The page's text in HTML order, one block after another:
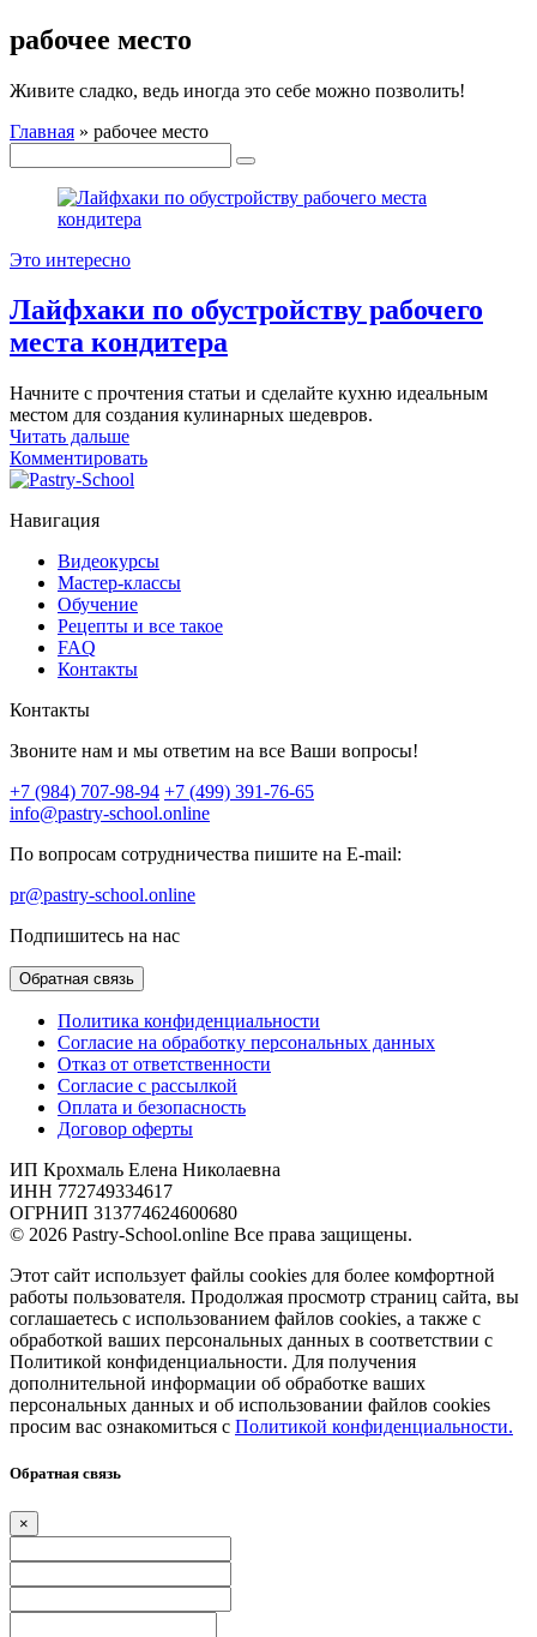
рабочее место
Живите сладко, ведь иногда это себе можно позволить!
Главная » рабочее место
Это интересно
Лайфхаки по обустройству рабочего
места кондитера
Начните с прочтения статьи и сделайте кухню идеальным
местом для создания кулинарных шедевров.
Читать дальше
Комментировать
Навигация
Видеокурсы
Мастер-классы
Обучение
Рецепты и все такое
FAQ
Контакты
Контакты
Звоните нам и мы ответим на все Ваши вопросы!
+7 (984) 707-98-94 +7 (499) 391-76-65
info@pastry-school.online
По вопросам сотрудничества пишите на E-mail:
pr@pastry-school.online
Подпишитесь на нас
Обратная связь
Политика конфиденциальности
Согласие на обработку персональных данных
Отказ от ответственности
Согласие с рассылкой
Оплата и безопасность
Договор оферты
ИП Крохмаль Елена Николаевна
ИНН 772749334617
ОГРНИП 313774624600680
© 2026 Pastry-School.online Все права защищены.
Этот сайт использует файлы cookies для более комфортной
работы пользователя. Продолжая просмотр страниц сайта, вы
соглашаетесь с использованием файлов cookies, а также с
обработкой ваших персональных данных в соответствии с
Политикой конфиденциальности. Для получения
дополнительной информации об обработке ваших
персональных данных и об использовании файлов cookies
просим вас ознакомиться с Политикой конфиденциальности.
Обратная связь
×